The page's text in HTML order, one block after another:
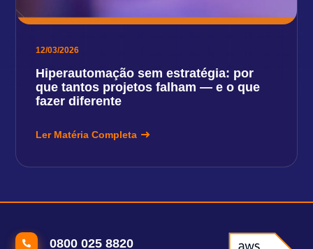
12/03/2026
Hiperautomação sem estratégia: por
que tantos projetos falham — e o que
fazer diferente
Ler Matéria Completa
0800 025 8820